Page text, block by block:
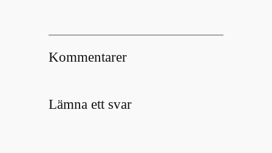
Kommentarer
Lämna ett svar